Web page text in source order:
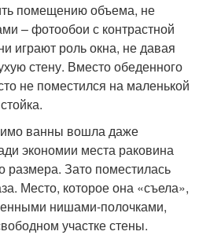
помещению объема, не
– фотообои с контрастной
играют роль окна, не давая
стену. Вместо обеденного
не поместился на маленькой
ванны вошла даже
экономии места раковина
Зато поместилась
Место, которое она «съела»,
нишами-полочками,
участке стены.